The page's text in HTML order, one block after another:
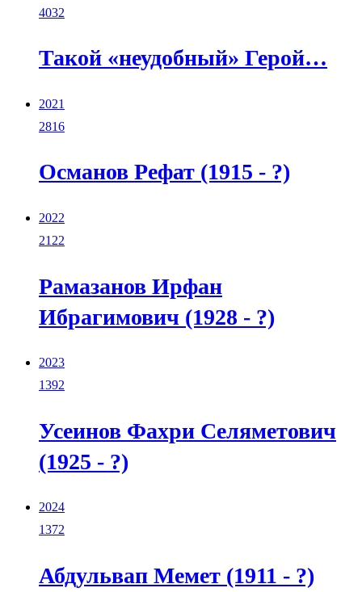
4032
Такой «неудобный» Герой…
2021
2816
Османов Рефат (1915 - ?)
2022
2122
Рамазанов Ирфан
Ибрагимович (1928 - ?)
2023
1392
Усеинов Фахри Селяметович
(1925 - ?)
2024
1372
Абдульвап Мемет (1911 - ?)